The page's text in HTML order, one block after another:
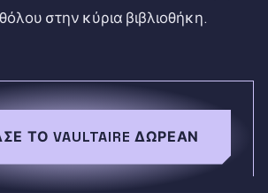
στην κύρια βιβλιοθήκη.
ΤΟ VAULTAIRE ΔΩΡΕΆΝ